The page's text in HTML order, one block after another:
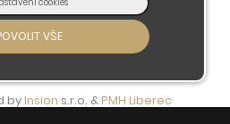
byInsion s.r.o. &PMH Liberec